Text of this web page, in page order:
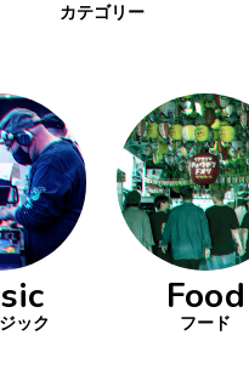
カテゴリー
ック
Food
フード